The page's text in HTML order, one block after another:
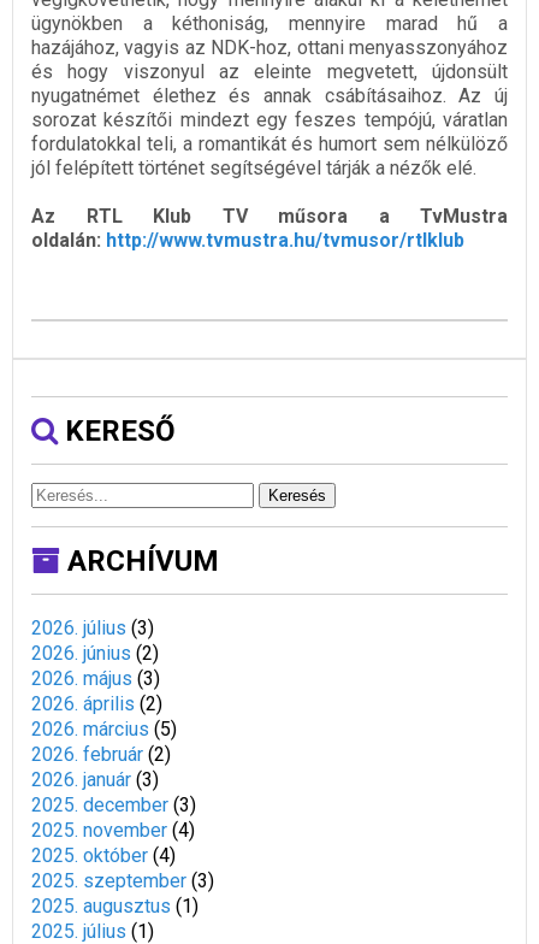
ügynökben a kéthoniság, mennyire marad hű a
hazájához, vagyis az NDK-hoz, ottani menyasszonyához
és hogy viszonyul az eleinte megvetett, újdonsült
nyugatnémet élethez és annak csábításaihoz. Az új
sorozat készítői mindezt egy feszes tempójú, váratlan
fordulatokkal teli, a romantikát és humort sem nélkülöző
jól felépített történet segítségével tárják a nézők elé.
Az RTL Klub TV műsora a TvMustra
oldalán: http://www.tvmustra.hu/tvmusor/rtlklub
KERESŐ
Keresés
ARCHÍVUM
2026. július (3)
2026. június (2)
2026. május (3)
2026. április (2)
2026. március (5)
2026. február (2)
2026. január (3)
2025. december (3)
2025. november (4)
2025. október (4)
2025. szeptember (3)
2025. augusztus (1)
2025. július (1)